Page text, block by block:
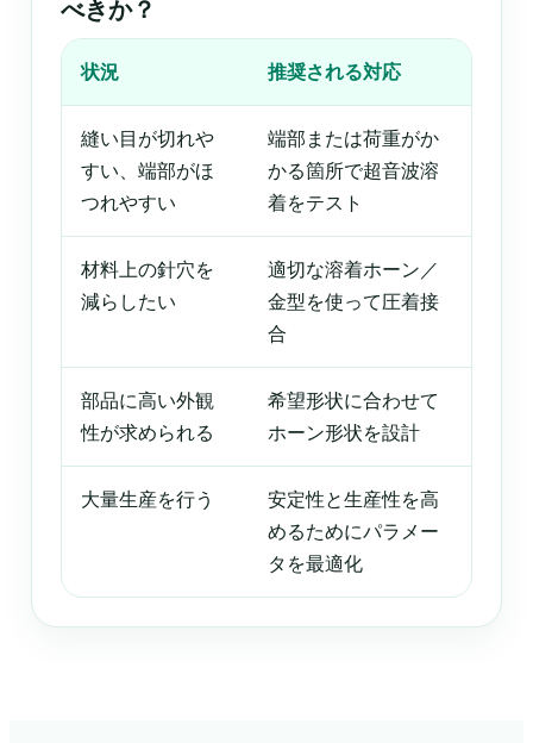
べきか？
状況 推奨される対応
縫い目が切れや
すい、端部がほ
つれやすい
端部または荷重がか
かる箇所で超音波溶
着をテスト
材料上の針穴を
減らしたい
適切な溶着ホーン／
金型を使って圧着接
合
部品に高い外観
性が求められる
希望形状に合わせて
ホーン形状を設計
大量生産を行う
安定性と生産性を高
めるためにパラメー
タを最適化